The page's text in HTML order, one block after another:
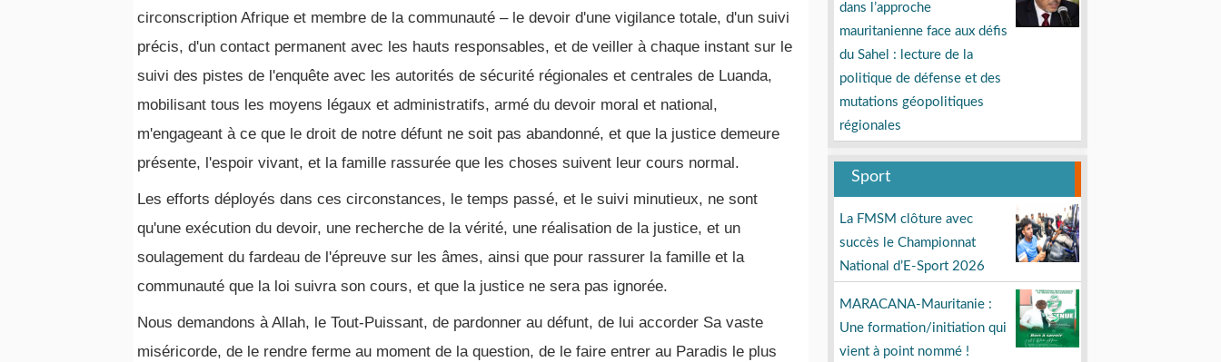
dans l’approche
mauritanienne face aux défis
du Sahel : lecture de la
politique de défense et des
mutations géopolitiques
régionales
Sport
La FMSM clôture avec
succès le Championnat
National d’E-Sport 2026
MARACANA-Mauritanie :
Une formation/initiation qui
vient à point nommé !
circonscription Afrique et membre de la communauté – le devoir d'une vigilance totale, d'un suivi
précis, d'un contact permanent avec les hauts responsables, et de veiller à chaque instant sur le
suivi des pistes de l'enquête avec les autorités de sécurité régionales et centrales de Luanda,
mobilisant tous les moyens légaux et administratifs, armé du devoir moral et national,
m'engageant à ce que le droit de notre défunt ne soit pas abandonné, et que la justice demeure
présente, l'espoir vivant, et la famille rassurée que les choses suivent leur cours normal.
Les efforts déployés dans ces circonstances, le temps passé, et le suivi minutieux, ne sont
qu'une exécution du devoir, une recherche de la vérité, une réalisation de la justice, et un
soulagement du fardeau de l'épreuve sur les âmes, ainsi que pour rassurer la famille et la
communauté que la loi suivra son cours, et que la justice ne sera pas ignorée.
Nous demandons à Allah, le Tout-Puissant, de pardonner au défunt, de lui accorder Sa vaste
miséricorde, de le rendre ferme au moment de la question, de le faire entrer au Paradis le plus